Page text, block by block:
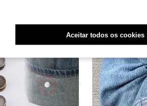
Aceitar todos os cookies